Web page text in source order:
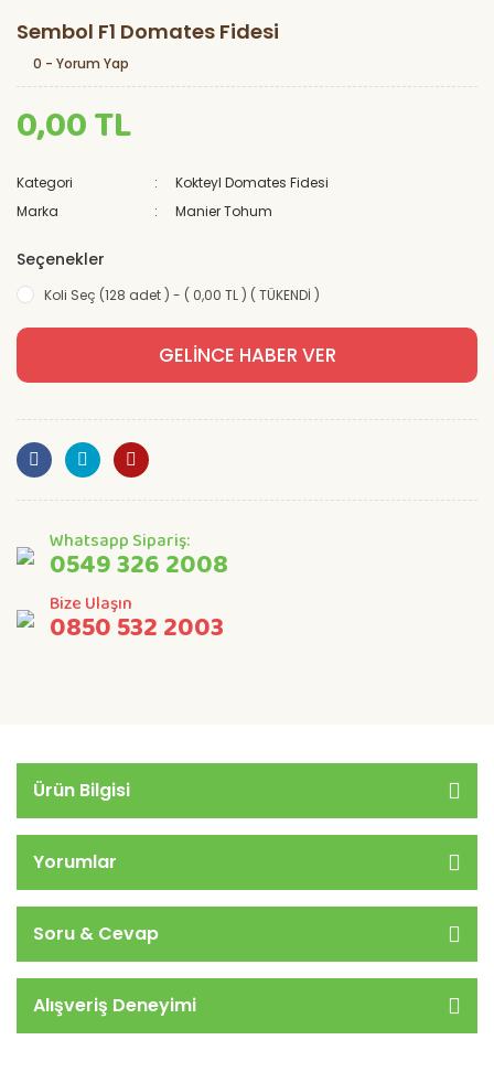
Sembol F1 Domates Fidesi
0 - Yorum Yap
0,00 TL
Kategori
Kokteyl Domates Fidesi
Marka
Manier Tohum
Seçenekler
Koli Seç (128 adet ) - ( 0,00 TL ) ( TÜKENDİ )
GELİNCE HABER VER
Whatsapp Sipariş:
0549 326 2008
Bize Ulaşın
0850 532 2003
Ürün Bilgisi
Yorumlar
Soru & Cevap
Alışveriş Deneyimi